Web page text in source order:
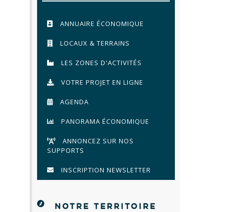
ANNUAIRE ÉCONOMIQUE
LOCAUX & TERRAINS
LES ZONES D'ACTIVITÉS
VOTRE PROJET EN LIGNE
AGENDA
PANORAMA ÉCONOMIQUE
ANNONCEZ SUR NOS
SUPPORTS
INSCRIPTION NEWSLETTER
NOTRE TERRITOIRE